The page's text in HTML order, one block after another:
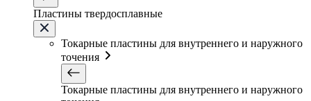
Пластины твердосплавные
Токарные пластины для внутреннего и наружного
точения
Токарные пластины для внутреннего и наружного